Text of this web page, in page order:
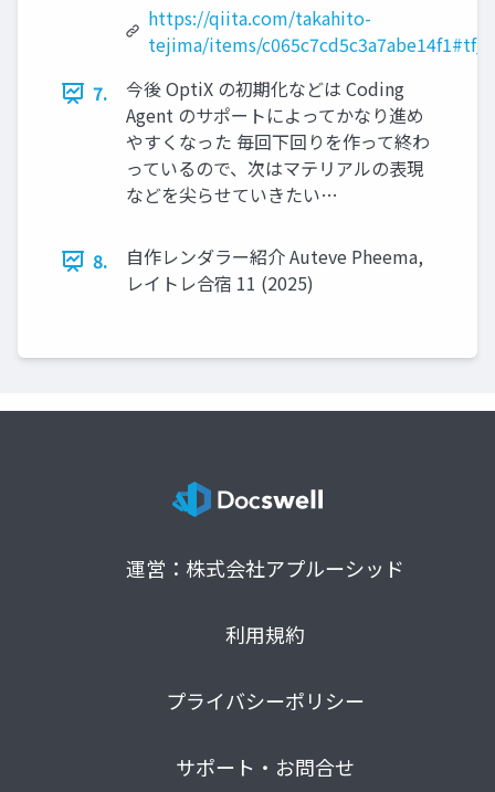
https://qiita.com/takahito-
tejima/items/
7.
今後 OptiX の初期化などは Coding
Agent のサポートによってかなり進め
やすくなった 毎回下回りを作って終わ
っているので、次はマテリアルの表現
などを尖らせていきたい…
8.
自作レンダラー紹介 Auteve Pheema,
レイトレ合宿 11 (2025)
運営：株式会社アプルーシッド
利用規約
プライバシーポリシー
サポート・お問合せ